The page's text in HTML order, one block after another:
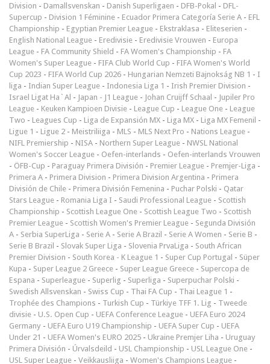
Division - Damallsvenskan - Danish Superligaen - DFB-Pokal - DFL-
Supercup - Division 1 Féminine - Ecuador Primera Categoría Serie A - EFL
Championship - Egyptian Premier League - Ekstraklasa - Eliteserien -
English National League - Eredivisie - Eredivisie Vrouwen - Europa
League - FA Community Shield - FA Women's Championship - FA
Women's Super League - FIFA Club World Cup - FIFA Women's World
Cup 2023 - FIFA World Cup 2026 - Hungarian Nemzeti Bajnokság NB 1 - I
liga - Indian Super League - Indonesia Liga 1 - Irish Premier Division -
Israel Ligat Ha`Al - Japan - J1 League - Johan Cruijff Schaal - Jupiler Pro
League - Keuken Kampioen Divisie - League Cup - League One - League
Two - Leagues Cup - Liga de Expansión MX - Liga MX - Liga MX Femenil -
Ligue 1 - Ligue 2 - Meistriliiga - MLS - MLS Next Pro - Nations League -
NIFL Premiership - NISA - Northern Super League - NWSL National
Women's Soccer League - Oefen-interlands - Oefen-interlands Vrouwen
- ÖFB-Cup - Paraguay Primera División - Premier League - Premjer-Liga -
Primera A - Primera Division - Primera Division Argentina - Primera
División de Chile - Primera División Femenina - Puchar Polski - Qatar
Stars League - Romania Liga I - Saudi Professional League - Scottish
Championship - Scottish League One - Scottish League Two - Scottish
Premier League - Scottish Women's Premier League - Segunda División
A - Serbia SuperLiga - Serie A - Serie A Brazil - Serie A Women - Serie B -
Serie B Brazil - Slovak Super Liga - Slovenia PrvaLiga - South African
Premier Division - South Korea - K League 1 - Super Cup Portugal - Süper
Kupa - Super League 2 Greece - Super League Greece - Supercopa de
Espana - Superleague - Superlig - Superliga - Superpuchar Polski -
Swedish Allsvenskan - Swiss Cup - Thai FA Cup - Thai League 1 -
Trophée des Champions - Turkish Cup - Türkiye TFF 1. Lig - Tweede
divisie - U.S. Open Cup - UEFA Conference League - UEFA Euro 2024
Germany - UEFA Euro U19 Championship - UEFA Super Cup - UEFA
Under 21 - UEFA Women's EURO 2025 - Ukraine Premjer Liha - Uruguay
Primera División - Úrvalsdeild - USL Championship - USL League One -
USL Super League - Veikkausliiga - Women's Champions League -